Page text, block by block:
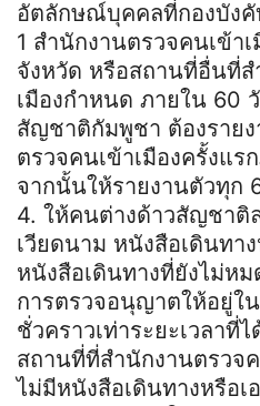
อัตลักษณ์บุคคลที่กองบังคั
1 สำนักงานตรวจคนเข้า
จังหวัด หรือสถานที่อื่นที่
เมืองกำหนด ภายใน 60
สัญชาติกัมพูชา ต้องราย
ตรวจคนเข้าเมืองครั้งแ
จากนั้นให้รายงานตัวทุก
4. ให้คนต่างด้าวสัญชาติ
เวียดนาม หนังสือเดินทา
หนังสือเดินทางที่ยังไม่ห
การตรวจอนุญาตให้อยู่ใ
ชั่วคราวเท่าระยะเวลา
สถานที่ที่สำนักงานตรวจ
ไม่มีหนังสือเดินทางหรือเ